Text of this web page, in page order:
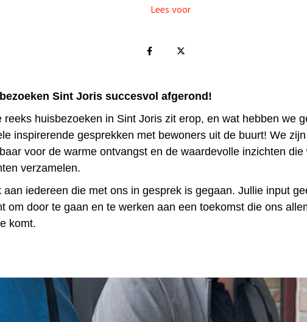
Lees voor
Sint Joris succesvol afgerond!
reeks huisbezoeken in Sint Joris zit erop, en wat hebben we
inspirerende gesprekken met bewoners uit de buurt! We
voor de warme ontvangst en de waardevolle inzichten die
verzamelen.
aan iedereen die met ons in gesprek is gegaan. Jullie input
om door te gaan en te werken aan een toekomst die ons
komt.